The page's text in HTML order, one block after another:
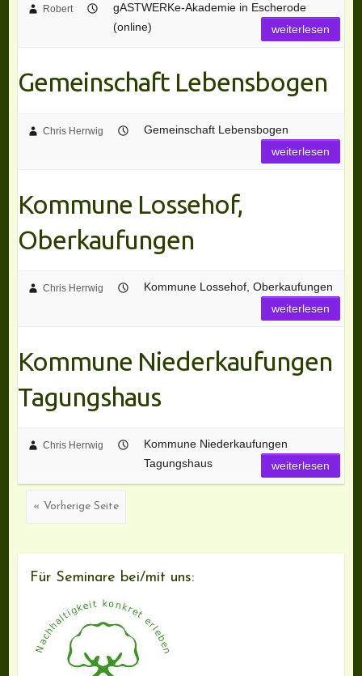
Robert
gASTWERKe-Akademie in Escherode
(online)
weiterlesen
Gemeinschaft Lebensbogen
Chris Herrwig
Gemeinschaft Lebensbogen
weiterlesen
Kommune Lossehof,
Oberkaufungen
Chris Herrwig
Kommune Lossehof, Oberkaufungen
weiterlesen
Kommune Niederkaufungen
Tagungshaus
Chris Herrwig
Kommune Niederkaufungen
Tagungshaus
weiterlesen
« Vorherige Seite
Für Seminare bei/mit uns: